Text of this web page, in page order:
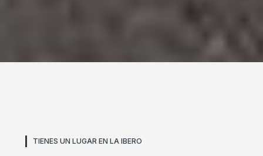
TIENES UN LUGAR EN LA IBERO